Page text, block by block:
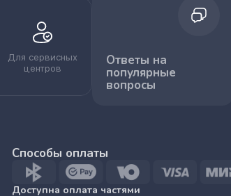
Для сервисных
центров
Ответы на
популярные
вопросы
Способы оплаты
Доступна оплата частями